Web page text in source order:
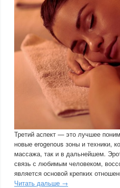
Третий аспект — это лучшее
новые erogenous зоны и техники,
массажа, так и в дальнейшем.
связь с любимым человеком,
является основой крепких
Читать дальше →